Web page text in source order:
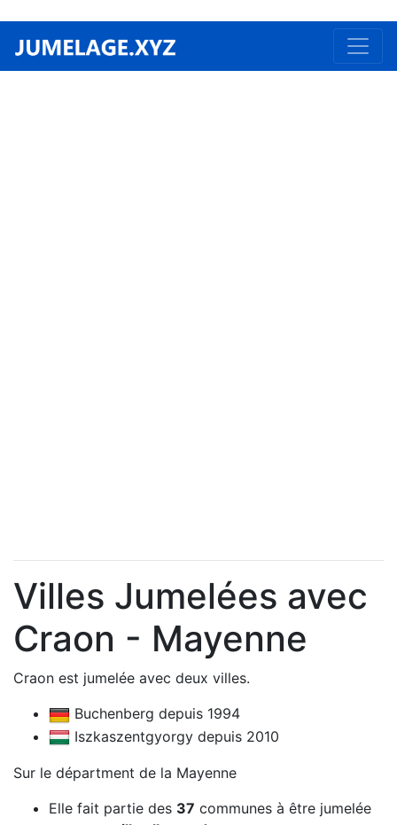
Villes Jumelées avec
Craon - Mayenne
Craon est jumelée avec deux villes.
Buchenberg depuis 1994
Iszkaszentgyorgy depuis 2010
Sur le départment de la Mayenne
Elle fait partie des 37 communes à être jumelée